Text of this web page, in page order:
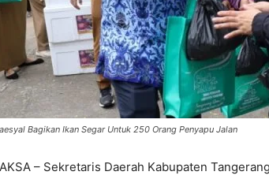
Bagikan Ikan Segar Untuk 250 Orang Penyapu Jalan
– Sekretaris Daerah Kabupaten